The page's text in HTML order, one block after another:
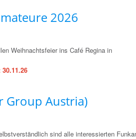
2026
Weihnachtsfeier ins Café Regina in
Group Austria)
sind alle interessierten